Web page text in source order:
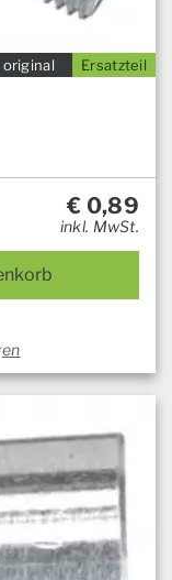
Ersatzteil
original
€ 0,89
inkl. MwSt.